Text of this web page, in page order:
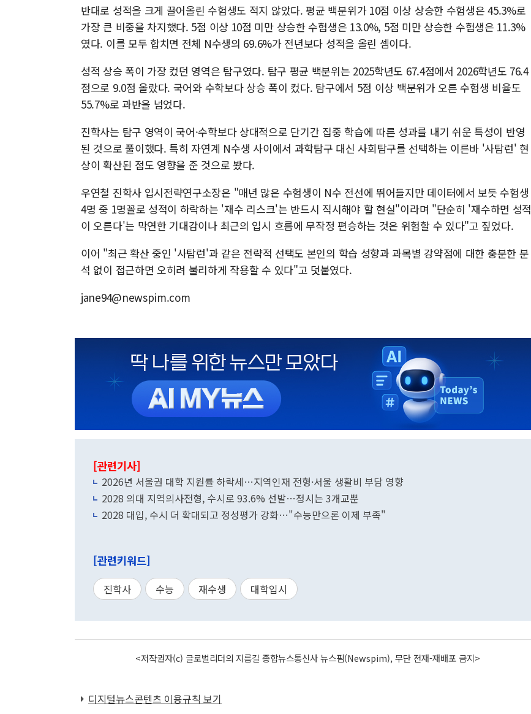
반대로 성적을 크게 끌어올린 수험생도 적지 않았다. 평균 백분위가 10점 이상 상승한 수험생은 45.3%로
가장 큰 비중을 차지했다. 5점 이상 10점 미만 상승한 수험생은 13.0%, 5점 미만 상승한 수험생은 11.3%
였다. 이를 모두 합치면 전체 N수생의 69.6%가 전년보다 성적을 올린 셈이다.
성적 상승 폭이 가장 컸던 영역은 탐구였다. 탐구 평균 백분위는 2025학년도 67.4점에서 2026학년도 76.4
점으로 9.0점 올랐다. 국어와 수학보다 상승 폭이 컸다. 탐구에서 5점 이상 백분위가 오른 수험생 비율도
55.7%로 과반을 넘었다.
진학사는 탐구 영역이 국어·수학보다 상대적으로 단기간 집중 학습에 따른 성과를 내기 쉬운 특성이 반영
된 것으로 풀이했다. 특히 자연계 N수생 사이에서 과학탐구 대신 사회탐구를 선택하는 이른바 '사탐런' 현
상이 확산된 점도 영향을 준 것으로 봤다.
우연철 진학사 입시전략연구소장은 "매년 많은 수험생이 N수 전선에 뛰어들지만 데이터에서 보듯 수험생
4명 중 1명꼴로 성적이 하락하는 '재수 리스크'는 반드시 직시해야 할 현실"이라며 "단순히 '재수하면 성적
이 오른다'는 막연한 기대감이나 최근의 입시 흐름에 무작정 편승하는 것은 위험할 수 있다"고 짚었다.
이어 "최근 확산 중인 '사탐런'과 같은 전략적 선택도 본인의 학습 성향과 과목별 강약점에 대한 충분한 분
석 없이 접근하면 오히려 불리하게 작용할 수 있다"고 덧붙였다.
jane94@newspim.com
[관련기사]
2026년 서울권 대학 지원률 하락세…지역인재 전형·서울 생활비 부담 영향
2028 의대 지역의사전형, 수시로 93.6% 선발…정시는 3개교뿐
2028 대입, 수시 더 확대되고 정성평가 강화…"수능만으론 이제 부족"
[관련키워드]
진학사 수능 재수생 대학입시
<저작권자(c) 글로벌리더의 지름길 종합뉴스통신사 뉴스핌(Newspim), 무단 전재-재배포 금지>
디지털뉴스콘텐츠 이용규칙 보기